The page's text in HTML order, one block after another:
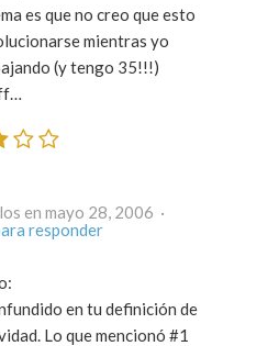
es que no creo que esto
mientras yo
(y tengo 35!!!)
Juan Carlos en mayo 28, 2006 ·
responder
en tu definición de
Lo que mencionó #1